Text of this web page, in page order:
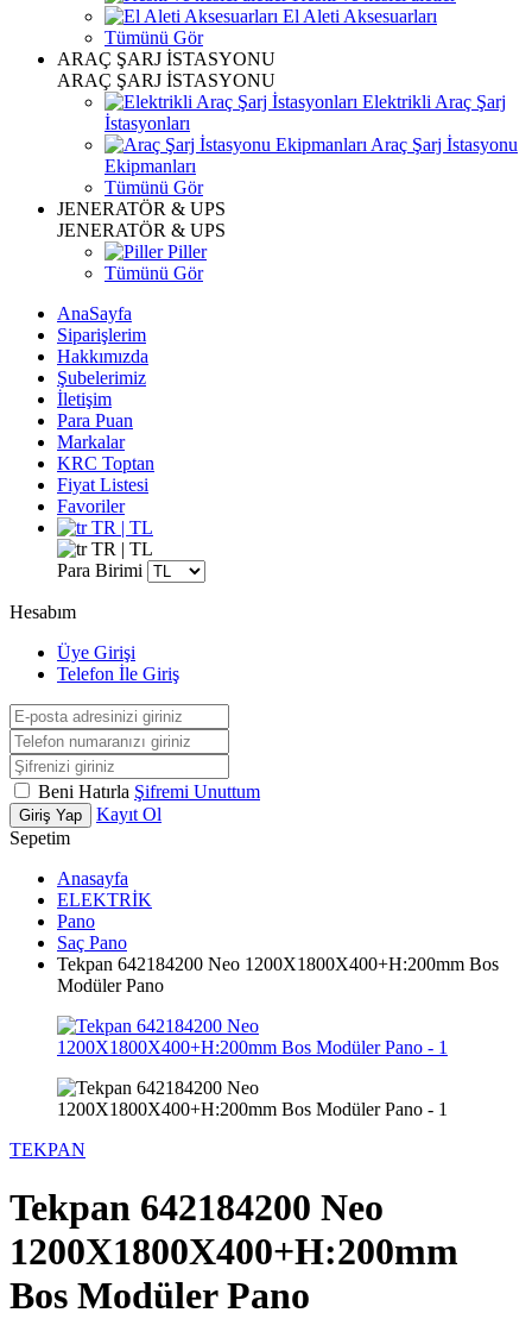
El Aleti Aksesuarları
Tümünü Gör
ARAÇ ŞARJ İSTASYONU
ARAÇ ŞARJ İSTASYONU
Elektrikli Araç Şarj
İstasyonları
Araç Şarj İstasyonu
Ekipmanları
Tümünü Gör
JENERATÖR & UPS
JENERATÖR & UPS
Piller
Tümünü Gör
AnaSayfa
Siparişlerim
Hakkımızda
Şubelerimiz
İletişim
Para Puan
Markalar
KRC Toptan
Fiyat Listesi
Favoriler
TR | TL
TR | TL
Para Birimi
Hesabım
Üye Girişi
Telefon İle Giriş
Beni Hatırla Şifremi Unuttum
Giriş Yap
Kayıt Ol
Sepetim
Anasayfa
ELEKTRİK
Pano
Saç Pano
Tekpan 642184200 Neo 1200X1800X400+H:200mm Bos
Modüler Pano
TEKPAN
Tekpan 642184200 Neo
1200X1800X400+H:200mm
Bos Modüler Pano